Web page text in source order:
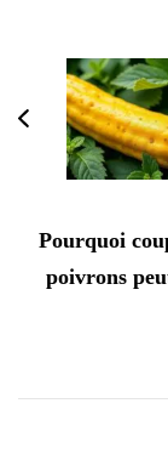
d'article
Pourquoi
poivrons